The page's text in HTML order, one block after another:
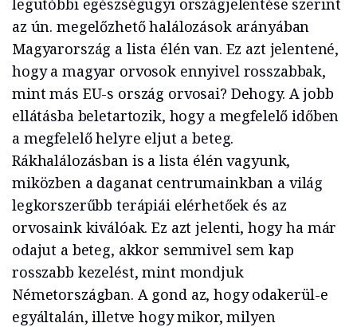
legutóbbi egészségügyi országjelentése szerint
az ún. megelőzhető halálozások arányában
Magyarország a lista élén van. Ez azt jelentené,
hogy a magyar orvosok ennyivel rosszabbak,
mint más EU-s ország orvosai? Dehogy. A jobb
ellátásba beletartozik, hogy a megfelelő időben
a megfelelő helyre eljut a beteg.
Rákhalálozásban is a lista élén vagyunk,
miközben a daganat centrumainkban a világ
legkorszerűbb terápiái elérhetőek és az
orvosaink kiválóak. Ez azt jelenti, hogy ha már
odajut a beteg, akkor semmivel sem kap
rosszabb kezelést, mint mondjuk
Németországban. A gond az, hogy odakerül-e
egyáltalán, illetve hogy mikor, milyen